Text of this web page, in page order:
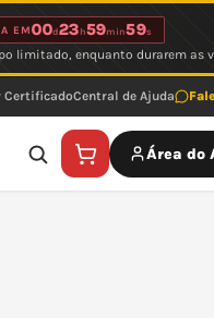
EM00d23 h59min59s
limitado, enquanto durarem as
CertificadoCentral de Ajuda
Área do